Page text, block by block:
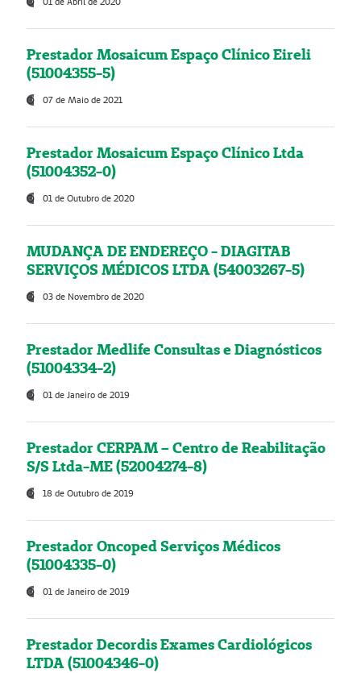
Prestador Mosaicum Espaço Clínico Eireli
(51004355-5)
07 de Maio de 2021
Prestador Mosaicum Espaço Clínico Ltda
(51004352-0)
01 de Outubro de 2020
MUDANÇA DE ENDEREÇO - DIAGITAB
SERVIÇOS MÉDICOS LTDA (54003267-5)
03 de Novembro de 2020
Prestador Medlife Consultas e Diagnósticos
(51004334-2)
01 de Janeiro de 2019
Prestador CERPAM – Centro de Reabilitação
S/S Ltda-ME (52004274-8)
18 de Outubro de 2019
Prestador Oncoped Serviços Médicos
(51004335-0)
01 de Janeiro de 2019
Prestador Decordis Exames Cardiológicos
LTDA (51004346-0)